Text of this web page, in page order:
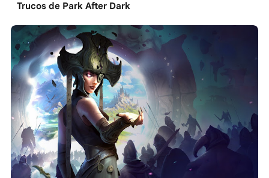
Trucos de Park After Dark